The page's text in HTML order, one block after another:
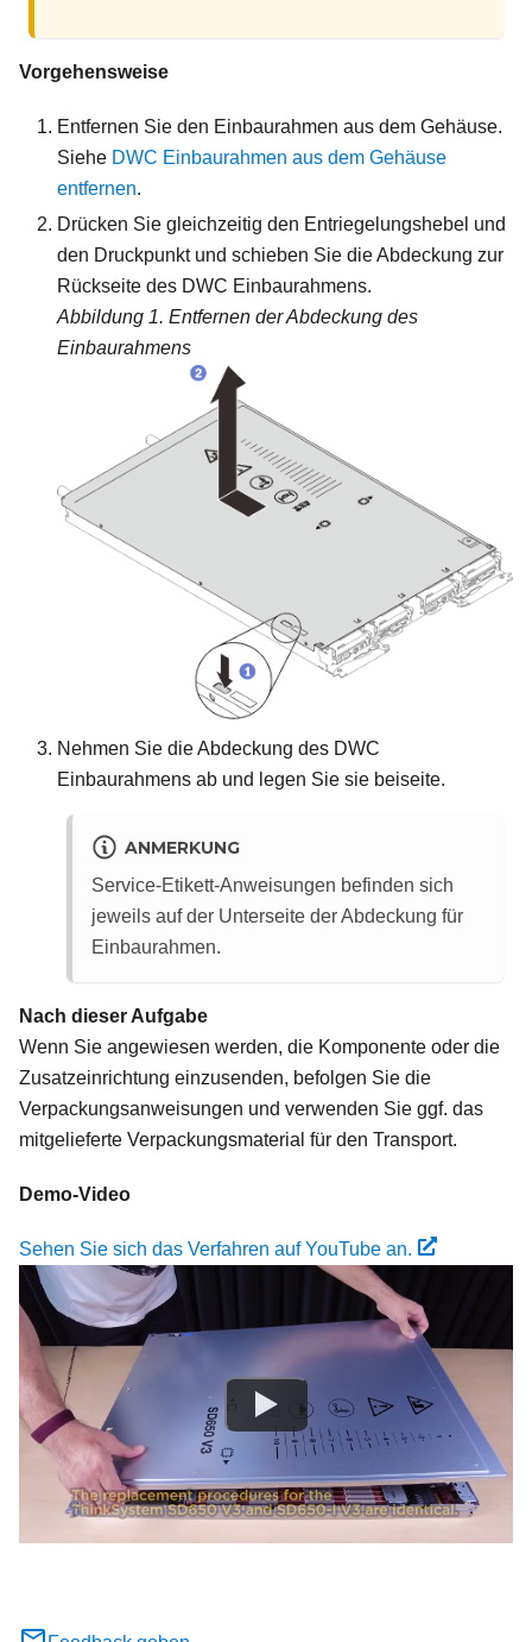
Vorgehensweise
Entfernen Sie den Einbaurahmen aus dem Gehäuse.
Siehe DWC Einbaurahmen aus dem Gehäuse
entfernen.
Drücken Sie gleichzeitig den Entriegelungshebel und
den Druckpunkt und schieben Sie die Abdeckung zur
Rückseite des DWC Einbaurahmens.
Abbildung 1. Entfernen der Abdeckung des
Einbaurahmens
Nehmen Sie die Abdeckung des DWC
Einbaurahmens ab und legen Sie sie beiseite.
ANMERKUNG
Service-Etikett-Anweisungen befinden sich
jeweils auf der Unterseite der Abdeckung für
Einbaurahmen.
Nach dieser Aufgabe
Wenn Sie angewiesen werden, die Komponente oder die
Zusatzeinrichtung einzusenden, befolgen Sie die
Verpackungsanweisungen und verwenden Sie ggf. das
mitgelieferte Verpackungsmaterial für den Transport.
Demo-Video
Sehen Sie sich das Verfahren auf YouTube an.